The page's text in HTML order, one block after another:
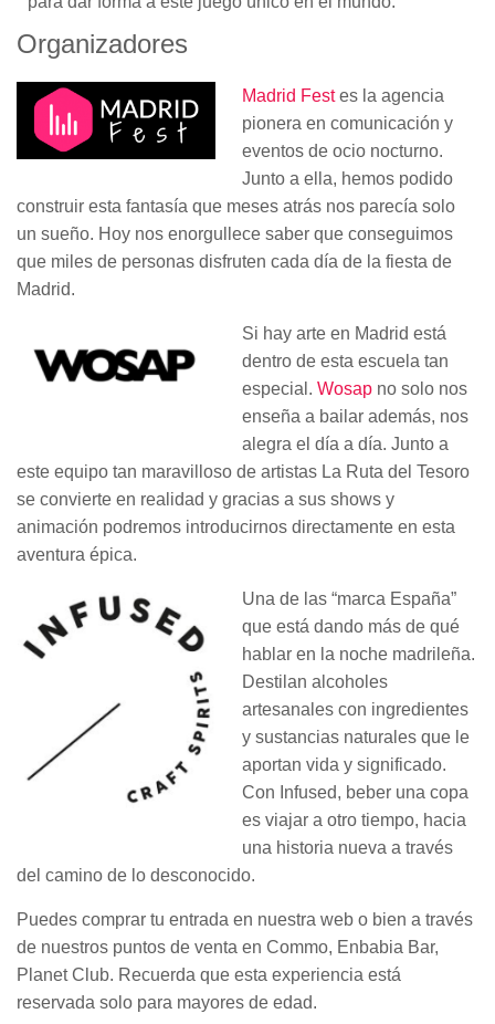
Organizadores
Madrid Festes la agencia
pionera en comunicación y
eventos de ocio nocturno.
Junto a ella, hemos podido
construir esta fantasía que meses atrás nos parecía solo
un sueño. Hoy nos enorgullece saber que conseguimos
que miles de personas disfruten cada día de la fiesta de
Madrid.
Si hay arte en Madrid está
dentro de esta escuela tan
especial. Wosap no solo nos
enseña a bailar además, nos
alegra el día a día. Junto a
este equipo tan maravilloso de artistas La Ruta del Tesoro
se convierte en realidad y gracias a sus shows y
animación podremos introducirnos directamente en esta
aventura épica.
Una de las “marca España”
que está dando más de qué
hablar en la noche madrileña.
Destilan alcoholes
artesanales con ingredientes
y sustancias naturales que le
aportan vida y significado.
Con Infused, beber una copa
es viajar a otro tiempo, hacia
una historia nueva a través
del camino de lo desconocido.
Puedes comprar tu entrada en nuestra web o bien a través
de nuestros puntos de venta en Commo, Enbabia Bar,
Planet Club. Recuerda que esta experiencia está
reservada solo para mayores de edad.